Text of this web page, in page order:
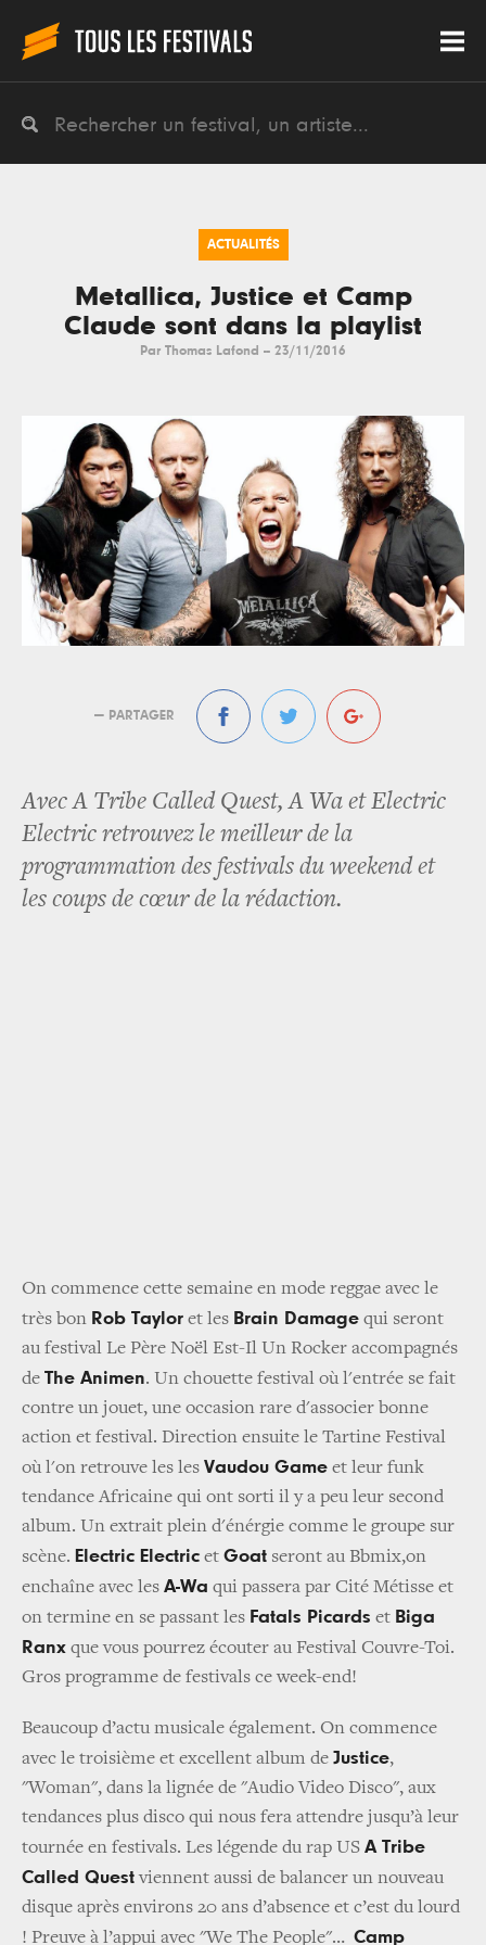
ACTUALITÉS
Metallica, Justice et Camp
Claude sont dans la playlist
Par Thomas Lafond -- 23/11/2016
— PARTAGER
Avec A Tribe Called Quest, A Wa et Electric
Electric retrouvez le meilleur de la
programmation des festivals du weekend et
les coups de cœur de la rédaction.
On commence cette semaine en mode reggae avec le
très bon Rob Taylor et les Brain Damage qui seront
au festival Le Père Noël Est-Il Un Rocker accompagnés
de The Animen. Un chouette festival où l'entrée se fait
contre un jouet, une occasion rare d'associer bonne
action et festival. Direction ensuite le Tartine Festival
où l'on retrouve les les Vaudou Game et leur funk
tendance Africaine qui ont sorti il y a peu leur second
album. Un extrait plein d'énérgie comme le groupe sur
scène. Electric Electric et Goat seront au Bbmix,on
enchaîne avec les A-Wa qui passera par Cité Métisse et
on termine en se passant les Fatals Picards et Biga
Ranx que vous pourrez écouter au Festival Couvre-Toi.
Gros programme de festivals ce week-end!
Beaucoup d’actu musicale également. On commence
avec le troisième et excellent album de Justice,
"Woman", dans la lignée de "Audio Video Disco", aux
tendances plus disco qui nous fera attendre jusqu’à leur
tournée en festivals. Les légende du rap US A Tribe
Called Questviennent aussi de balancer un nouveau
disque après environs 20 ans d’absence et c’est du lourd
! Preuve à l’appui avec "We The People"… Camp